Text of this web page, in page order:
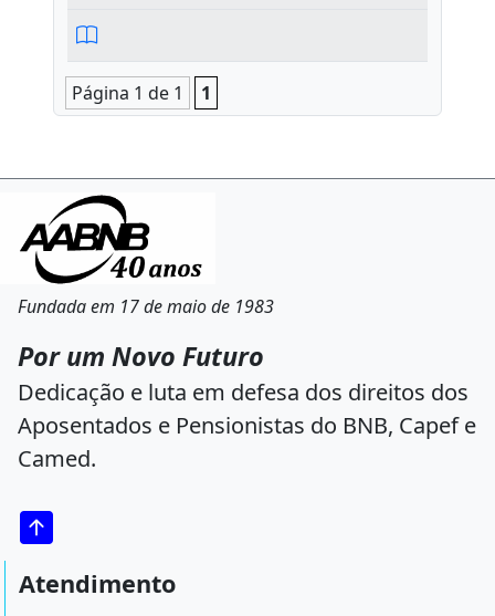
Página 1 de 1 1
Fundada em 17 de maio de 1983
Por um Novo Futuro
Dedicação e luta em defesa dos direitos dos
Aposentados e Pensionistas do BNB, Capef e
Camed.
Atendimento